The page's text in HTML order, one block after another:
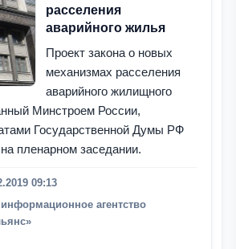
расселения
аварийного жилья
Проект закона о новых
механизмах расселения
аварийного жилищного
Минстроем России,
Государственной Думы РФ
пленарном заседании.
09:13
агентство